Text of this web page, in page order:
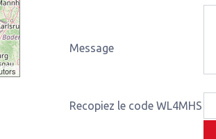
Message
Recopiez le code WL4MHS